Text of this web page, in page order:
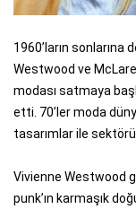
1960’ların sonlarına
Westwood ve
modası satmaya
etti. 70’ler moda
tasarımlar ile
Vivienne Westwood
punk’ın karmaşık